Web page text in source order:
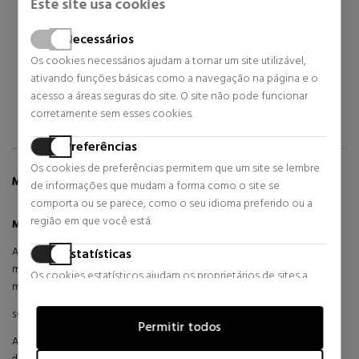
Este site usa cookies
Necessários
Os cookies necessários ajudam a tornar um site utilizável,
ativando funções básicas como a navegação na página e o
acesso a áreas seguras do site. O site não pode funcionar
corretamente sem esses cookies.
Preferências
Os cookies de preferências permitem que um site se lembre
de informações que mudam a forma como o site se
comporta ou se parece, como o seu idioma preferido ou a
região em que você está.
Estatísticas
Os cookies estatísticos ajudam os proprietários de sites a
coletando e fornecendo informações de forma anônima.
Permitir todos
Eau de Toilette
18,95 € 67% DTO.
Preço habitual 57,11 €
39 revisões
Preço habitual 62,95 €
133 revisões
MAIS INFORMAÇÕES SOBRE MUSK
Musk Eau de Toilette é uma fragrância unissex quente e atraente.
Alyssa Ashley Musk Eau de Toilette é considerada um dos perfumes
mais cheirosos do mundo. Uma formulação muito especial que
mistura centenas de ingredientes. Seu aroma é duradouro e
sensual.
Alyssa Ashley Musk Eau de Toilette vem em um pacote vaporizador